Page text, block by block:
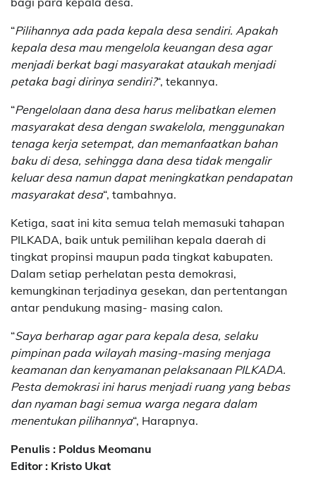
“Pilihannya ada pada kepala desa sendiri. Apakah
kepala desa mau mengelola keuangan desa agar
menjadi berkat bagi masyarakat ataukah menjadi
petaka bagi dirinya sendiri?“, tekannya.
“Pengelolaan dana desa harus melibatkan elemen
masyarakat desa dengan swakelola, menggunakan
tenaga kerja setempat, dan memanfaatkan bahan
baku di desa, sehingga dana desa tidak mengalir
keluar desa namun dapat meningkatkan pendapatan
masyarakat desa“, tambahnya.
Ketiga, saat ini kita semua telah memasuki tahapan
PILKADA, baik untuk pemilihan kepala daerah di
tingkat propinsi maupun pada tingkat kabupaten.
Dalam setiap perhelatan pesta demokrasi,
kemungkinan terjadinya gesekan, dan pertentangan
antar pendukung masing- masing calon.
“Saya berharap agar para kepala desa, selaku
pimpinan pada wilayah masing-masing menjaga
keamanan dan kenyamanan pelaksanaan PILKADA.
Pesta demokrasi ini harus menjadi ruang yang bebas
dan nyaman bagi semua warga negara dalam
menentukan pilihannya“, Harapnya.
Penulis : Poldus Meomanu
Editor : Kristo Ukat